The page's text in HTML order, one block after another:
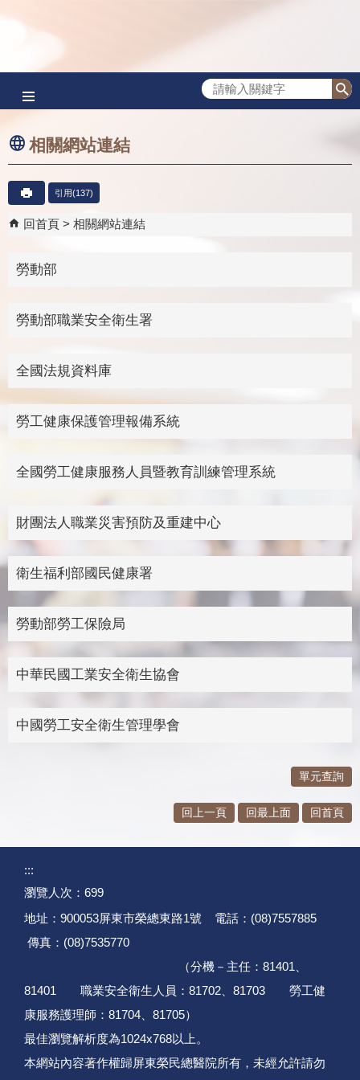
相關網站連結
引用(137)
回首頁 相關網站連結
勞動部
勞動部職業安全衛生署
全國法規資料庫
勞工健康保護管理報備系統
全國勞工健康服務人員暨教育訓練管理系統
財團法人職業災害預防及重建中心
衛生福利部國民健康署
勞動部勞工保險局
中華民國工業安全衛生協會
中國勞工安全衛生管理學會
單元查詢
回上一頁 回最上面 回首頁
:::
瀏覽人次： 699
地址：900053屏東市榮總東路1號 電話：(08)7557885
傳真：(08)7535770
（分機－主任：81401、
81401 職業安全衛生人員：81702、81703 勞工健
康服務護理師：81704、81705）
最佳瀏覽解析度為1024x768以上。
本網站內容著作權歸屏東榮民總醫院所有，未經允許請勿